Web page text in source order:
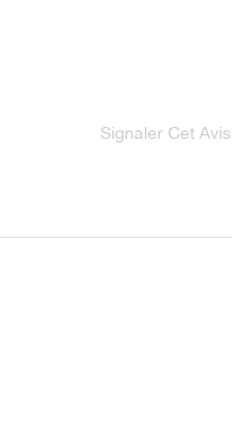
Signaler Cet Avis